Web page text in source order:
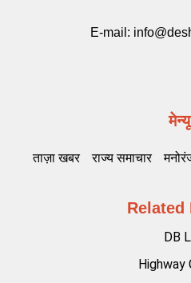
E-mail:
मेन्यू
ताज़ा खबर राज्य समाचार
Related
DB
Highway